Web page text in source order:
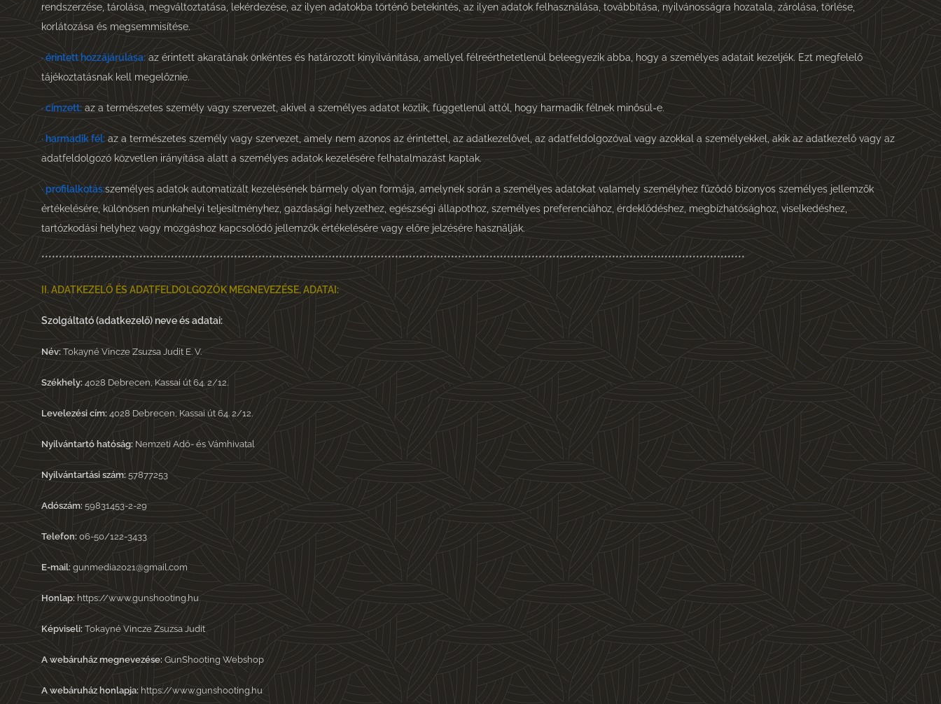
rendszerzése, tárolása, megváltoztatása, lekérdezése, az ilyen adatokba történő betekintés, az ilyen adatok felhasználása, továbbítása, nyilvánosságra hozatala, zárolása, törlése,
korlátozása és megsemmisítése.
·érintett hozzájárulása:az érintett akaratának önkéntes és határozott kinyilvánítása, amellyel félreérthetetlenül beleegyezik abba, hogy a személyes adatait kezeljék. Ezt megfelelő
tájékoztatásnak kell megelőznie.
·címzett:az a természetes személy vagy szervezet, akivel a személyes adatot közlik, függetlenül attól, hogy harmadik félnek minősül-e.
· harmadik fél:az a természetes személy vagy szervezet, amely nem azonos az érintettel, az adatkezelővel, az adatfeldolgozóval vagy azokkal a személyekkel, akik az adatkezelő vagy az
adatfeldolgozó közvetlen irányítása alatt a személyes adatok kezelésére felhatalmazást kaptak.
· profilalkotás:személyes adatok automatizált kezelésének bármely olyan formája, amelynek során a személyes adatokat valamely személyhez fűződő bizonyos személyes jellemzők
értékelésére, különösen munkahelyi teljesítményhez, gazdasági helyzethez, egészségi állapothoz, személyes preferenciához, érdeklődéshez, megbízhatósághoz, viselkedéshez,
tartózkodási helyhez vagy mozgáshoz kapcsolódó jellemzők értékelésére vagy előre jelzésére használják.
*********************************************************************************************************************************************************************************************************
II. ADATKEZELŐ ÉS ADATFELDOLGOZÓK MEGNEVEZÉSE, ADATAI:
Szolgáltató (adatkezelő) neve és adatai:
Név:Tokayné Vincze Zsuzsa Judit E. V.
Székhely: 4028 Debrecen, Kassai út 64. 2/12.
Levelezési cím:4028 Debrecen, Kassai út 64. 2/12.
Nyilvántartó hatóság: Nemzeti Adó- és Vámhivatal
Nyilvántartási szám:57877253
Adószám: 59831453-2-29
Telefon: 06-50/122-3433
E-mail: gunmedia2021@gmail.com
Honlap: https://www.gunshooting.hu
Képviseli:Tokayné Vincze Zsuzsa Judit
A webáruház megnevezése: GunShooting Webshop
A webáruház honlapja: https://www.gunshooting.hu